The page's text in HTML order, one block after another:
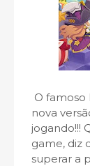
O famoso
nova
jogando!!!
game, diz
superar a